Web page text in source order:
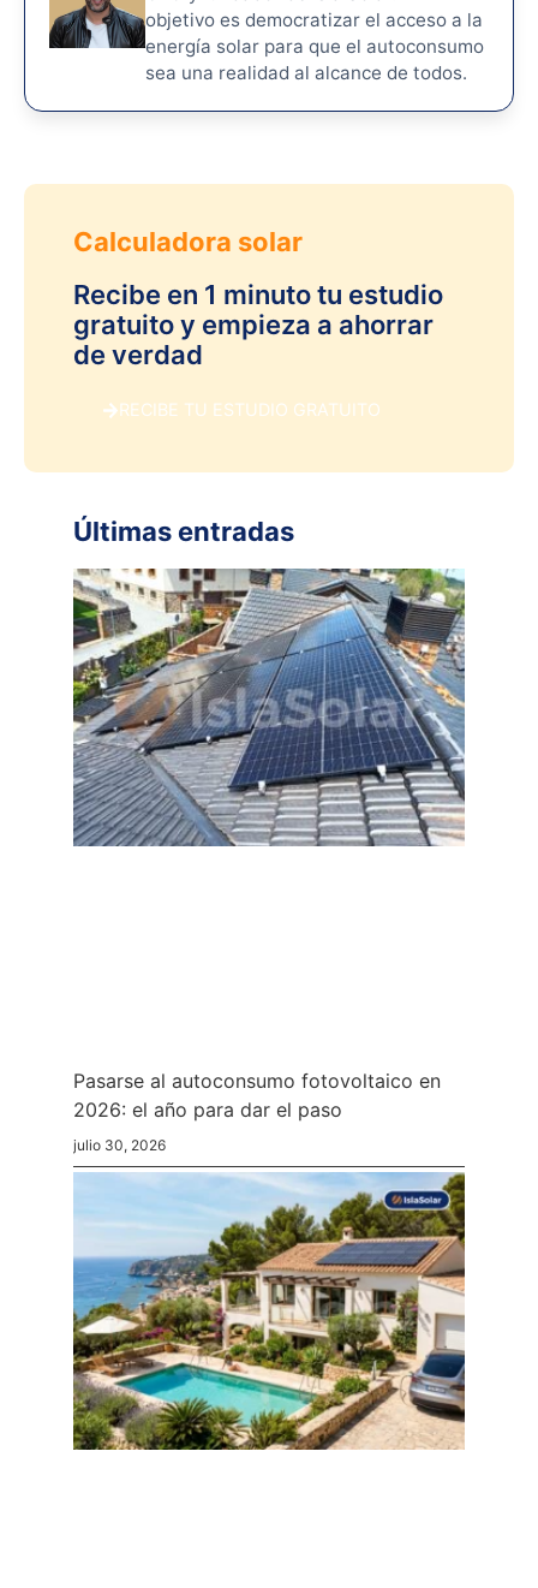
objetivo es democratizar el acceso a la
energía solar para que el autoconsumo
sea una realidad al alcance de todos.
Calculadora solar
Recibe en 1 minuto tu estudio
gratuito y empieza a ahorrar
de verdad
RECIBE TU ESTUDIO GRATUITO
Últimas entradas
Pasarse al autoconsumo fotovoltaico en
2026: el año para dar el paso
julio 30, 2026